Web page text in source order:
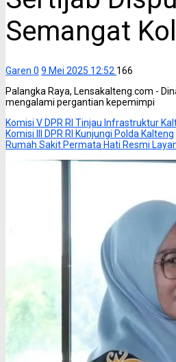
Semangat
Garen 0 9 Mei 2025 12:52 166
Palangka Raya, Lensakalteng.com -
mengalami pergantian kepemimpi
Komisi V DPR RI Tinjau Infrastruktur
Komisi III DPR RI Kunjungi Polda Kalteng
Rumah Sakit Permata Hati Resmi